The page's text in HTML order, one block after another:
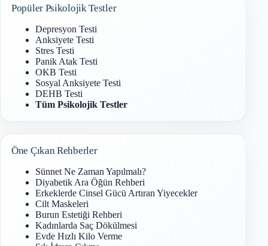
Popüler Psikolojik Testler
Depresyon Testi
Anksiyete Testi
Stres Testi
Panik Atak Testi
OKB Testi
Sosyal Anksiyete Testi
DEHB Testi
Tüm Psikolojik Testler
Öne Çıkan Rehberler
Sünnet Ne Zaman Yapılmalı?
Diyabetik Ara Öğün Rehberi
Erkeklerde Cinsel Gücü Artıran Yiyecekler
Cilt Maskeleri
Burun Estetiği Rehberi
Kadınlarda Saç Dökülmesi
Evde Hızlı Kilo Verme